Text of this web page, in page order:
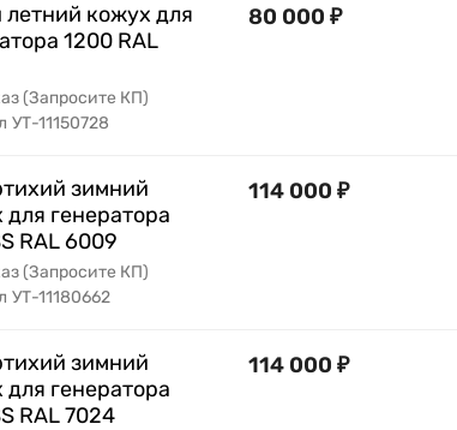
летний кожух для
1200 RAL
(Запросите КП)
УТ-11150728
80 000 ₽
зимний
для генератора
RAL 6009
(Запросите КП)
УТ-11180662
114 000 ₽
зимний
для генератора
RAL 7024
114 000 ₽